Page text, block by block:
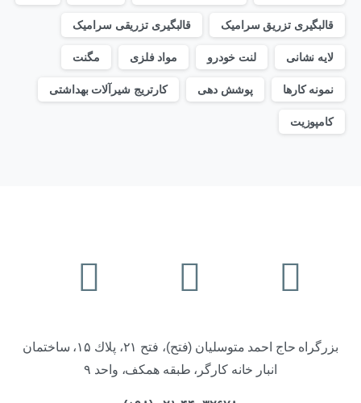
قالبگیری تزریق سرامیک قالبگیری تزریقی سرامیک
لایه نشانی لنت خودرو مواد فلزی مگنت
نمونه کارها پوشش دهی کارتریج شیرآلات بهداشتی
کامپوزیت
بزرگراه حاج احمد متوسليان (فتح)، فتح ۲۱، پلاك ۱۵، ساختمان
انبار خانه كارگر، طبقه همكف، واحد ۹